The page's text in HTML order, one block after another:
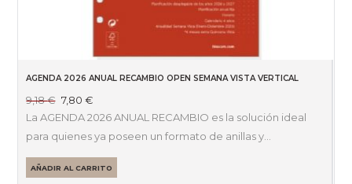
AGENDA 2026 ANUAL RECAMBIO OPEN SEMANA VISTA VERTICAL
9,18€ El
precio
era:
9,18 €.
7,80€El
precio
es:
7,80 €.
La AGENDA 2026 ANUAL RECAMBIO es la solución ideal
para quienes ya poseen un formato de anillas y…
AÑADIR AL CARRITO